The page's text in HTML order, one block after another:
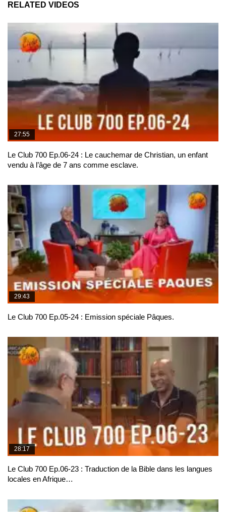
RELATED VIDEOS
27:55
Le Club 700 Ep.06-24 : Le cauchemar de Christian, un enfant
vendu à l’âge de 7 ans comme esclave.
29:43
Le Club 700 Ep.05-24 : Emission spéciale Pâques.
28:17
Le Club 700 Ep.06-23 : Traduction de la Bible dans les langues
locales en Afrique…